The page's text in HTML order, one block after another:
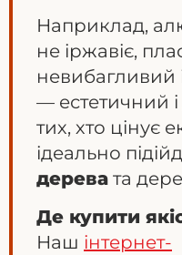
Наприклад,
не іржавіє,
невибагливий
— естетичний
тих, хто цінує
ідеально
дерева та
Де купити
Наш інтернет-